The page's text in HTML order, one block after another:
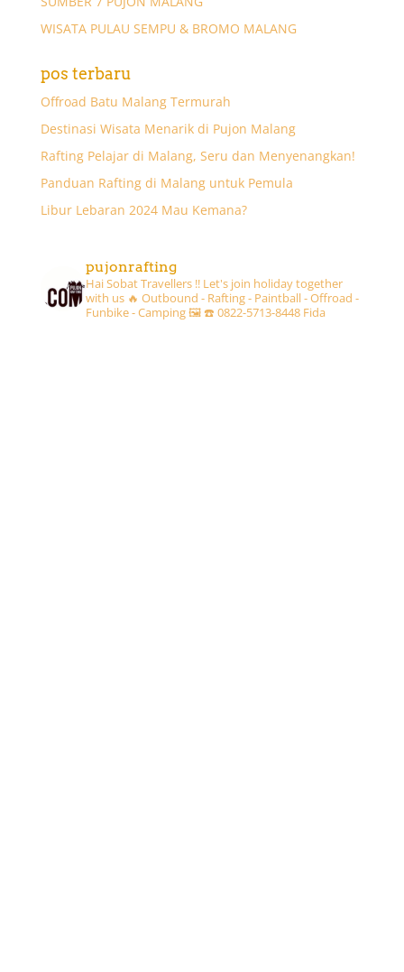
WISATA PULAU SEMPU & BROMO MALANG
pos terbaru
Offroad Batu Malang Termurah
Destinasi Wisata Menarik di Pujon Malang
Rafting Pelajar di Malang, Seru dan Menyenangkan!
Panduan Rafting di Malang untuk Pemula
Libur Lebaran 2024 Mau Kemana?
pujonrafting
Hai Sobat Travellers !! Let's join holiday together
with us 🔥 Outbound - Rafting - Paintball - Offroad -
Funbike - Camping 🖼☎️ 0822-5713-8448 Fida